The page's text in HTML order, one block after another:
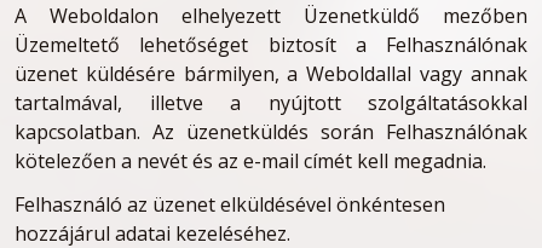
A Weboldalon elhelyezett Üzenetküldő mezőben
Üzemeltető lehetőséget biztosít a Felhasználónak
üzenet küldésére bármilyen, a Weboldallal vagy annak
tartalmával, illetve a nyújtott szolgáltatásokkal
kapcsolatban. Az üzenetküldés során Felhasználónak
kötelezően a nevét és az e-mail címét kell megadnia.
Felhasználó az üzenet elküldésével önkéntesen
hozzájárul adatai kezeléséhez.